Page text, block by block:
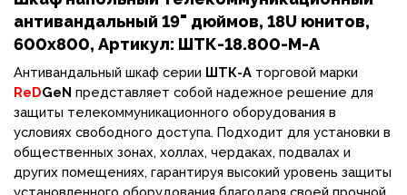
антивандальный 19" дюймов, 18U юнитов,
600x800, Артикул: ШТК-18.800-М-А
Антивандальный шкаф серии ШТК-А торговой марки
ReDGeN представляет собой надежное решение для
защиты телекоммуникационного оборудования в
условиях свободного доступа. Подходит для установки в
общественных зонах, холлах, чердаках, подвалах и
других помещениях, гарантируя высокий уровень защиты
установленного оборудования благодаря своей прочной